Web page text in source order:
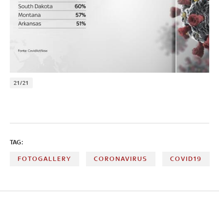
21/21
TAG:
FOTOGALLERY CORONAVIRUS COVID19